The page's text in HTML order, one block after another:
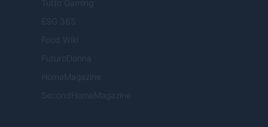
Tutto Gaming
ESG 365
Food Wiki
FuturoDonna
HomeMagazine
SecondHomeMagazine